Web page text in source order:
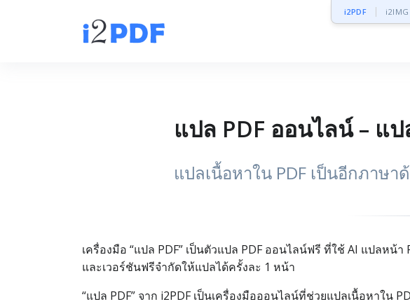
i2PDF i2IMG
แปล PDF ออนไลน์ – แ
แปลเนื้อหาใน PDF เป็นอีกภาษ
เครื่องมือ “แปล PDF” เป็นตัวแปล PDF ออนไลน์ฟรี ที่ใช้ AI แปลห
และเวอร์ชันฟรีจำกัดให้แปลได้ครั้งละ 1 หน้า
“แปล PDF” จาก i2PDF เป็นเครื่องมือออนไลน์ที่ช่วยแปลเนื้อหาใ